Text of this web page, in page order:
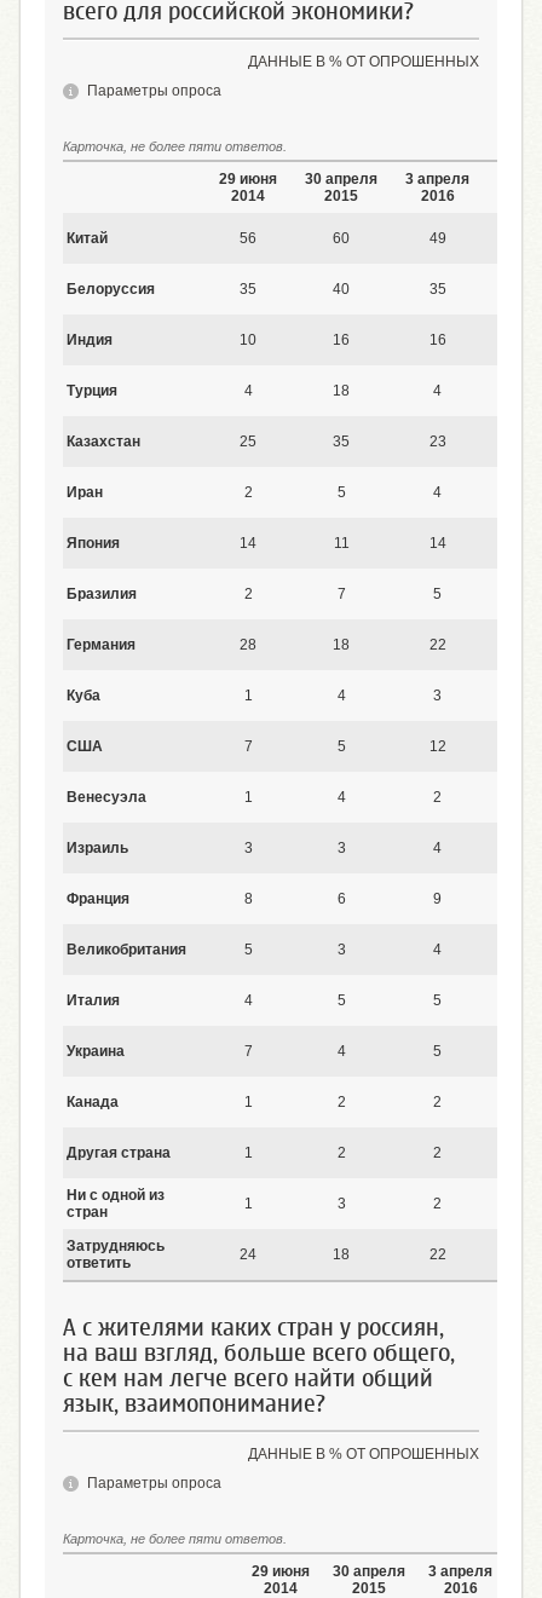
всего для российской экономики?
ДАННЫЕ В % ОТ ОПРОШЕННЫХ
Параметры опроса
Карточка, не более пяти ответов.
29 июня
2014
30 апреля
2015
3 апреля
2016
Китай 56 60 49
Белоруссия 35 40 35
Индия 10 16 16
Турция 4 18 4
Казахстан 25 35 23
Иран 2 5 4
Япония 14 11 14
Бразилия 2 7 5
Германия 28 18 22
Куба 1 4 3
США 7 5 12
Венесуэла 1 4 2
Израиль 3 3 4
Франция 8 6 9
Великобритания 5 3 4
Италия 4 5 5
Украина 7 4 5
Канада 1 2 2
Другая страна 1 2 2
Ни с одной из
стран
1 3 2
Затрудняюсь
ответить
24 18 22
А с жителями каких стран у россиян,
на ваш взгляд, больше всего общего,
с кем нам легче всего найти общий
язык, взаимопонимание?
ДАННЫЕ В % ОТ ОПРОШЕННЫХ
Параметры опроса
Карточка, не более пяти ответов.
29 июня
2014
30 апреля
2015
3 апреля
2016